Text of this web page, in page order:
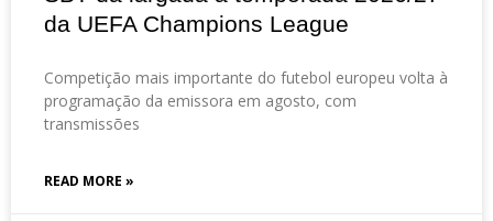
da UEFA Champions League
Competição mais importante do futebol europeu volta à
programação da emissora em agosto, com
transmissões
READ MORE »